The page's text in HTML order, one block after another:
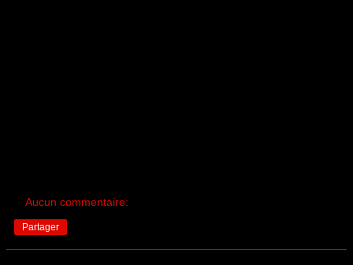
Aucun commentaire:
Partager